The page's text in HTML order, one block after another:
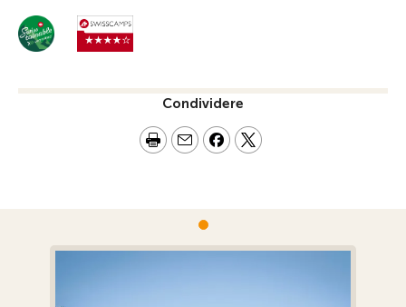
Condividere